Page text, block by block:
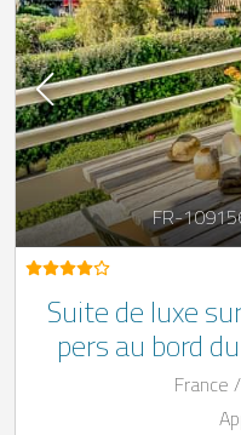
FR-
Suite de luxe
pers au bord
France